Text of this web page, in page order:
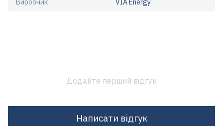
Виробник VIA Energy
Додайте перший відгук
Написати відгук